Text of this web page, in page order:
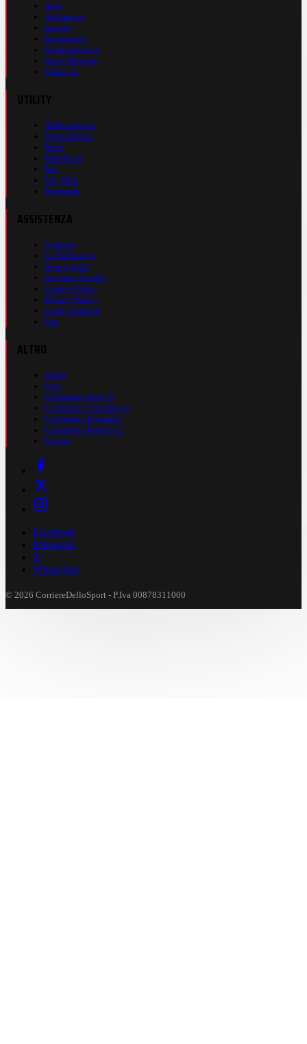
Auto
Autosprint
Inmoto
Motosprint
Guerinsportivo
Sport Network
Fantacup
Abbonamenti
Prima Pagina
Store
Pubblicità
Rss
Site Map
Registrati
Contatti
La Redazione
Nota Legale
Gestione Cookie
Cookie Policy
Privacy Policy
Cond. Generali
Faq
Video
Foto
Calendario Serie A
Calendario Champions
Calendario Europa L.
Calendario Premier L.
Casinò
Facebook
Instagram
X
WhatsApp
© 2026 CorriereDelloSport - P.Iva 00878311000